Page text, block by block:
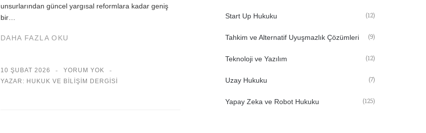
unsurlarından güncel yargısal reformlara kadar geniş
bir…
DAHA FAZLA OKU
10 ŞUBAT 2026
YORUM YOK
YAZAR: HUKUK VE BILIŞIM DERGISI
Start Up Hukuku (12)
Tahkim ve Alternatif Uyuşmazlık Çözümleri (9)
Teknoloji ve Yazılım (12)
Uzay Hukuku (7)
Yapay Zeka ve Robot Hukuku (125)